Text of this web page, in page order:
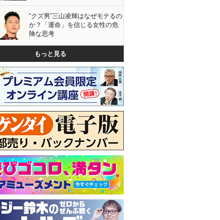
“クズ男”三山凌輝はなぜモテるの
か？「運命」を信じる女性の危
険な思考
もっと見る